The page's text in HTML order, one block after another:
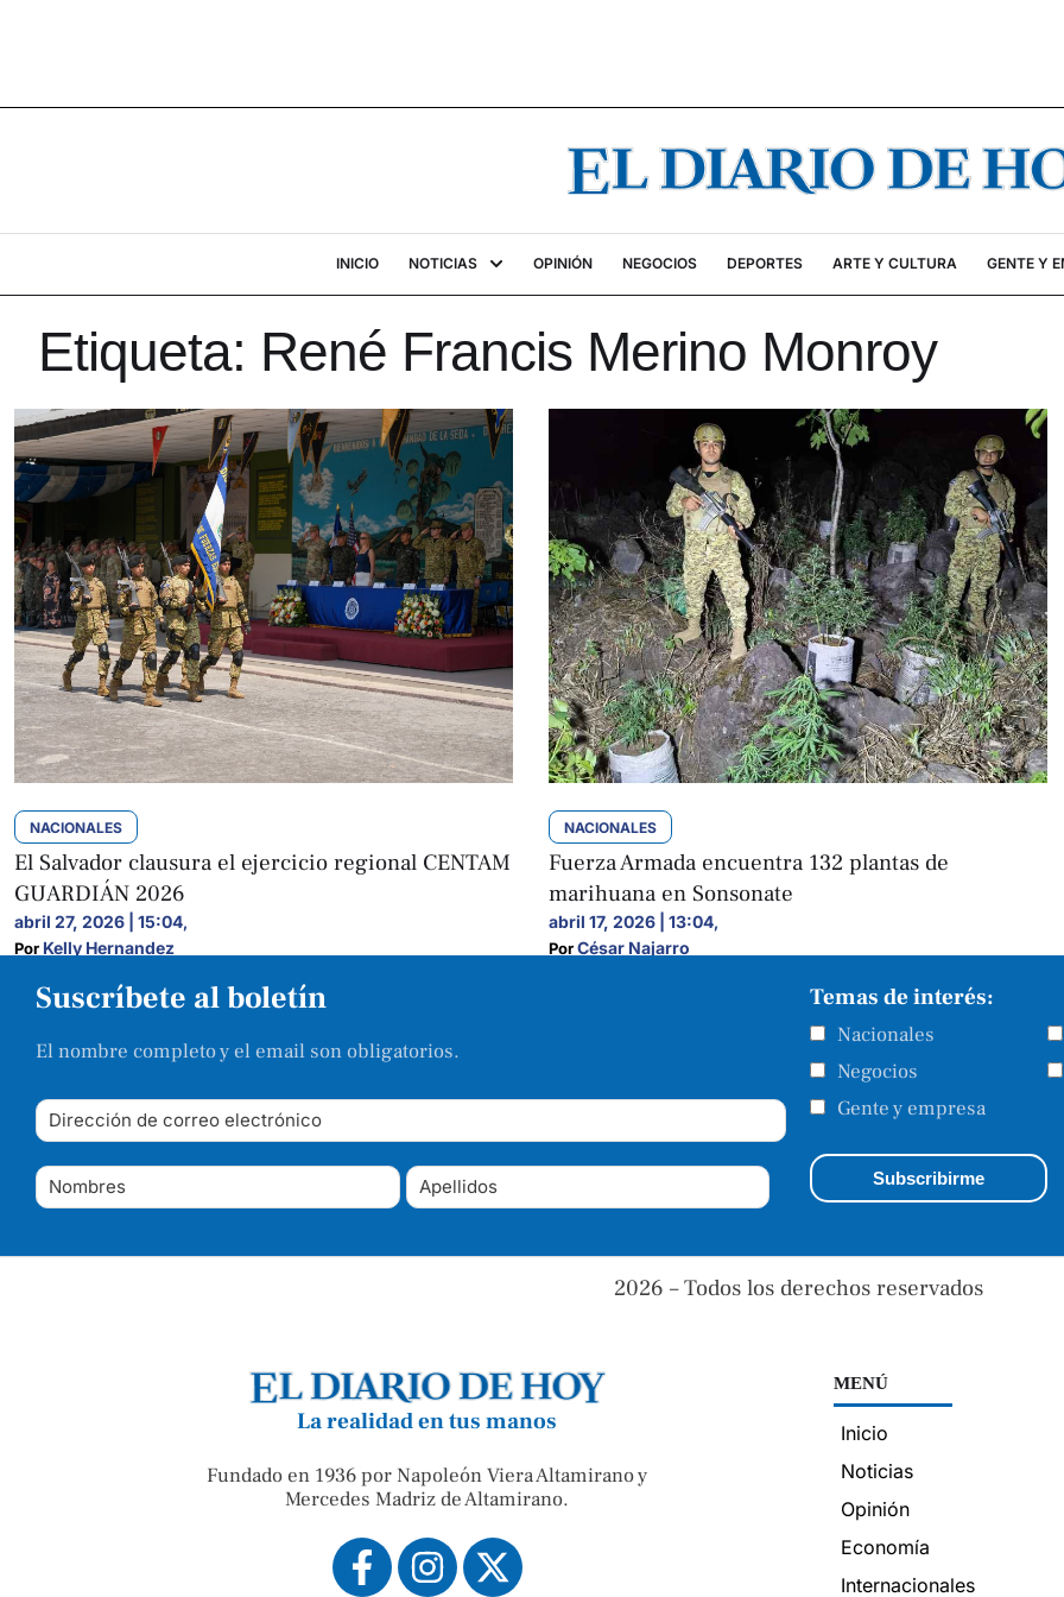
INICIO NOTICIAS OPINIÓN NEGOCIOS DEPORTES ARTE Y CULTURA GENTE Y
Etiqueta: René Francis Merino Monroy
NACIONALES
El Salvador clausura el ejercicio regional CENTAM
GUARDIÁN 2026
abril 27, 2026 | 15:04,
Por Kelly Hernandez
NACIONALES
Fuerza Armada encuentra 132 plantas de
marihuana en Sonsonate
abril 17, 2026 | 13:04,
Por César Najarro
Suscríbete al boletín
El nombre completo y el email son obligatorios.
Temas de interés:
Nacionales
Negocios
Gente y empresa
2026 – Todos los derechos reservados
La realidad en tus manos
Fundado en 1936 por Napoleón Viera Altamirano y
Mercedes Madriz de Altamirano.
MENÚ
Inicio
Noticias
Opinión
Economía
Internacionales